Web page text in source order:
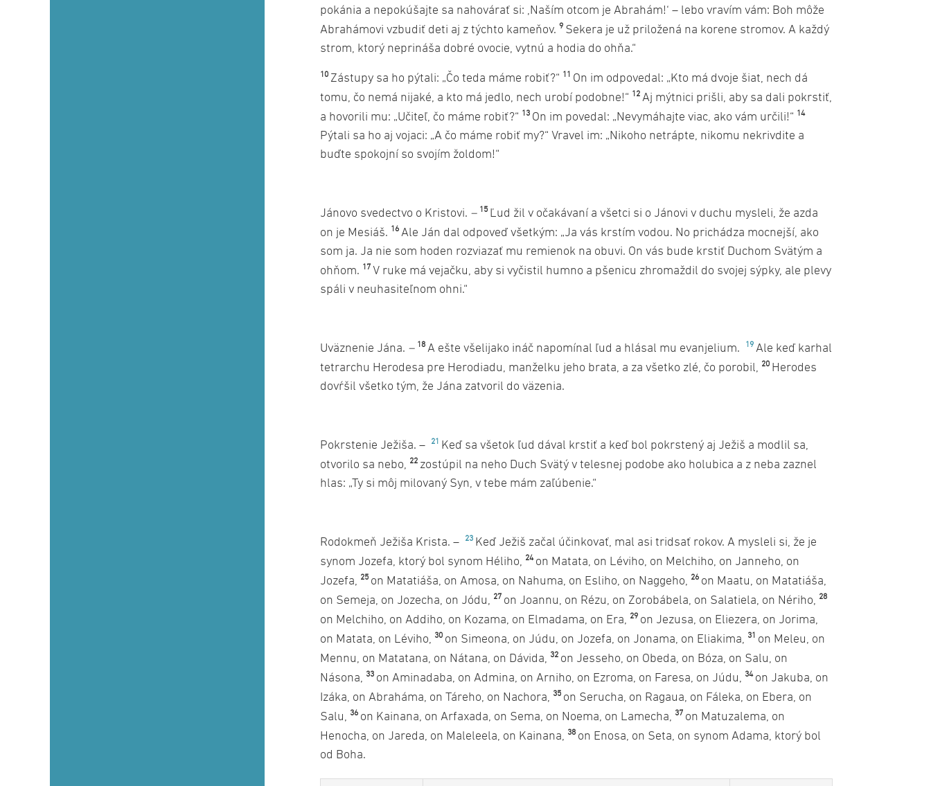
pokánia a nepokúšajte sa nahovárať si: ,Naším otcom je Abrahám!‘ – lebo vravím vám: Boh môže
Abrahámovi vzbudiť deti aj z týchto kameňov. 9 Sekera je už priložená na korene stromov. A každý
strom, ktorý neprináša dobré ovocie, vytnú a hodia do ohňa.“
10 Zástupy sa ho pýtali: „Čo teda máme robiť?“ 11 On im odpovedal: „Kto má dvoje šiat, nech dá
tomu, čo nemá nijaké, a kto má jedlo, nech urobí podobne!“ 12 Aj mýtnici prišli, aby sa dali pokrstiť,
a hovorili mu: „Učiteľ, čo máme robiť?“ 13 On im povedal: „Nevymáhajte viac, ako vám určili!“ 14
Pýtali sa ho aj vojaci: „A čo máme robiť my?“ Vravel im: „Nikoho netrápte, nikomu nekrivdite a
buďte spokojní so svojím žoldom!“
Jánovo svedectvo o Kristovi. – 15 Ľud žil v očakávaní a všetci si o Jánovi v duchu mysleli, že azda
on je Mesiáš. 16 Ale Ján dal odpoveď všetkým: „Ja vás krstím vodou. No prichádza mocnejší, ako
som ja. Ja nie som hoden rozviazať mu remienok na obuvi. On vás bude krstiť Duchom Svätým a
ohňom. 17 V ruke má vejačku, aby si vyčistil humno a pšenicu zhromaždil do svojej sýpky, ale plevy
spáli v neuhasiteľnom ohni.“
Uväznenie Jána. – 18 A ešte všelijako ináč napomínal ľud a hlásal mu evanjelium. 19 Ale keď karhal
tetrarchu Herodesa pre Herodiadu, manželku jeho brata, a za všetko zlé, čo porobil, 20 Herodes
dovŕšil všetko tým, že Jána zatvoril do väzenia.
Pokrstenie Ježiša. – 21 Keď sa všetok ľud dával krstiť a keď bol pokrstený aj Ježiš a modlil sa,
otvorilo sa nebo, 22 zostúpil na neho Duch Svätý v telesnej podobe ako holubica a z neba zaznel
hlas: „Ty si môj milovaný Syn, v tebe mám zaľúbenie.“
Rodokmeň Ježiša Krista. – 23 Keď Ježiš začal účinkovať, mal asi tridsať rokov. A mysleli si, že je
synom Jozefa, ktorý bol synom Héliho, 24 on Matata, on Léviho, on Melchiho, on Janneho, on
Jozefa, 25 on Matatiáša, on Amosa, on Nahuma, on Esliho, on Naggeho, 26 on Maatu, on Matatiáša,
on Semeja, on Jozecha, on Jódu, 27 on Joannu, on Rézu, on Zorobábela, on Salatiela, on Nériho, 28
on Melchiho, on Addiho, on Kozama, on Elmadama, on Era, 29 on Jezusa, on Eliezera, on Jorima,
on Matata, on Léviho, 30 on Simeona, on Júdu, on Jozefa, on Jonama, on Eliakima, 31 on Meleu, on
Mennu, on Matatana, on Nátana, on Dávida, 32 on Jesseho, on Obeda, on Bóza, on Salu, on
Násona, 33 on Aminadaba, on Admina, on Arniho, on Ezroma, on Faresa, on Júdu, 34 on Jakuba, on
Izáka, on Abraháma, on Táreho, on Nachora, 35 on Serucha, on Ragaua, on Fáleka, on Ebera, on
Salu, 36 on Kainana, on Arfaxada, on Sema, on Noema, on Lamecha, 37 on Matuzalema, on
Henocha, on Jareda, on Maleleela, on Kainana, 38 on Enosa, on Seta, on synom Adama, ktorý bol
od Boha.